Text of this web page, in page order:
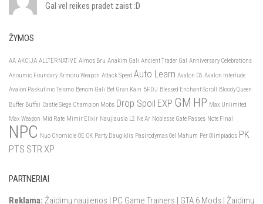
Gal vel reikes pradet zaist :D
ŽYMOS
AA AKCIJA ALLTERNATIVE Almos Bru Anakim Gali Ancient Trader Gal Anniversary Celebrations
Anoumic Foundary Armoru Weapon Attack Speed Auto Learn Avalon C6 Avalon Interlude
Avalon Paskutinio Teismo Benom Gali Bet Gran Kain BFDJ Blessed Enchant Scroll
Bloody Queen
Buffer Buffai Castle Siege Champion Mobs Drop Spoil EXP GM HP Max Unlimited
Max Weapon Mid Rate Mimir Elixir Naujiausia L2 Ne Ar Noblesse Gate Passes Note Final
NPC Nuo Chornicle OE OK Party Daugiklis Pasirodymas Oel Mahum Per Olimpiados PK
PTS STRXP
PARTNERIAI
Reklama: Žaidimų naujienos | PC Game Trainers | GTA 6 Mods | Žaidimų